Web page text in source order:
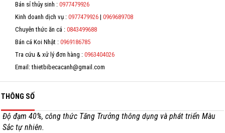
Bán sỉ thủy sinh : 0977479926
Kinh doanh dịch vụ : 0977479926| 0969689708
Chuyên thức ăn cá : 0843499688
Bán cá Koi Nhật : 0969186785
Tra cứu & xử lý đơn hàng : 0963404026
Email: thietbibecacanh@gmail.com
THÔNG SỐ
Độ đạm 40%, công thức Tăng Trưởng thông dụng và phát triển Màu
Sắc tự nhiên.